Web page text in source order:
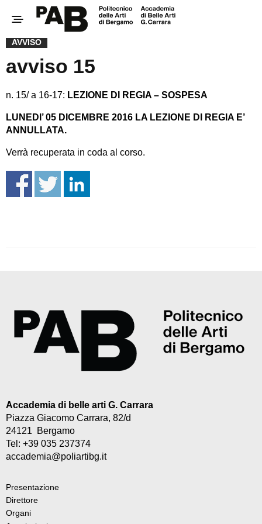
AVVISO
avviso 15
n. 15/ a 16-17: LEZIONE DI REGIA – SOSPESA
LUNEDI’ 05 DICEMBRE 2016 LA LEZIONE DI REGIA E’
ANNULLATA.
Verrà recuperata in coda al corso.
Accademia di belle arti G. Carrara
Piazza Giacomo Carrara, 82/d
24121 Bergamo
Tel: +39 035 237374
accademia@poliartibg.it
Presentazione
Direttore
Organi